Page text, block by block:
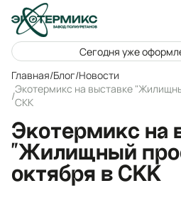
Сегодня уже
Главная/Блог/Новости
/Экотермикс на выставке
СКК
Экотермикс на
"Жилищный
октября в СКК